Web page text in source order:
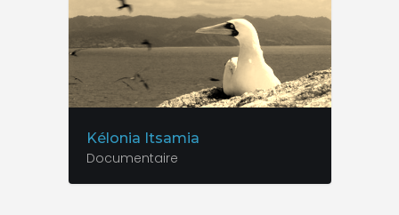
Kélonia Itsamia
Documentaire